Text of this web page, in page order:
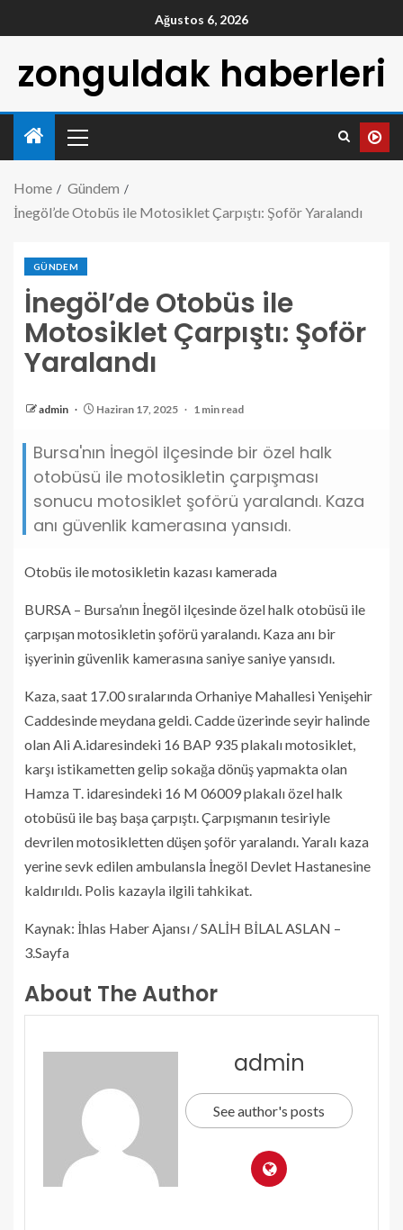
Ağustos 6, 2026
zonguldak haberleri
Home
Gündem
İnegöl’de Otobüs ile Motosiklet Çarpıştı: Şoför Yaralandı
GÜNDEM
İnegöl’de Otobüs ile
Motosiklet Çarpıştı: Şoför
Yaralandı
admin Haziran 17, 2025 1 min read
Bursa'nın İnegöl ilçesinde bir özel halk
otobüsü ile motosikletin çarpışması
sonucu motosiklet şoförü yaralandı. Kaza
anı güvenlik kamerasına yansıdı.
Otobüs ile motosikletin kazası kamerada
BURSA – Bursa’nın İnegöl ilçesinde özel halk otobüsü ile
çarpışan motosikletin şoförü yaralandı. Kaza anı bir
işyerinin güvenlik kamerasına saniye saniye yansıdı.
Kaza, saat 17.00 sıralarında Orhaniye Mahallesi Yenişehir
Caddesinde meydana geldi. Cadde üzerinde seyir halinde
olan Ali A.idaresindeki 16 BAP 935 plakalı motosiklet,
karşı istikametten gelip sokağa dönüş yapmakta olan
Hamza T. idaresindeki 16 M 06009 plakalı özel halk
otobüsü ile baş başa çarpıştı. Çarpışmanın tesiriyle
devrilen motosikletten düşen şoför yaralandı. Yaralı kaza
yerine sevk edilen ambulansla İnegöl Devlet Hastanesine
kaldırıldı. Polis kazayla ilgili tahkikat.
Kaynak: İhlas Haber Ajansı / SALİH BİLAL ASLAN –
3.Sayfa
About The Author
admin
See author's posts